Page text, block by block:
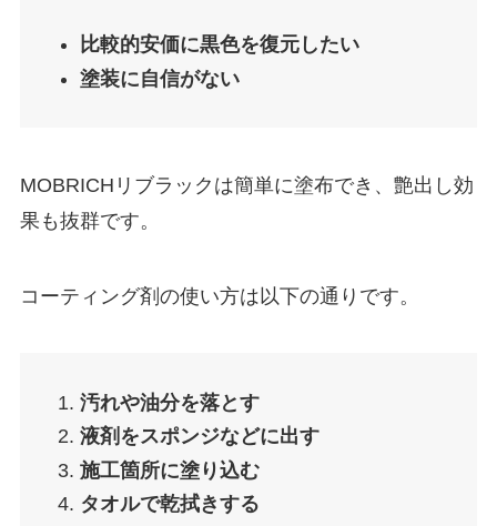
比較的安価に黒色を復元したい
塗装に自信がない
MOBRICHリブラックは簡単に塗布でき、艶出し効
果も抜群です。
コーティング剤の使い方は以下の通りです。
汚れや油分を落とす
液剤をスポンジなどに出す
施工箇所に塗り込む
タオルで乾拭きする